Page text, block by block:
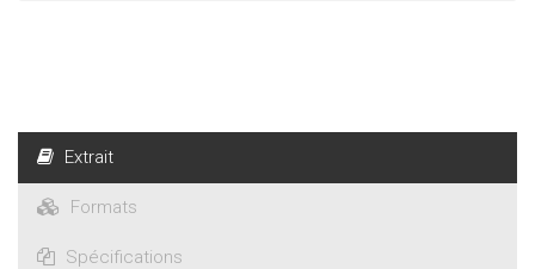
Extrait
Formats
Spécifications